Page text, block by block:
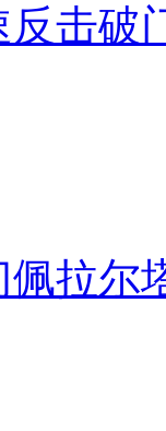
击破
拉尔